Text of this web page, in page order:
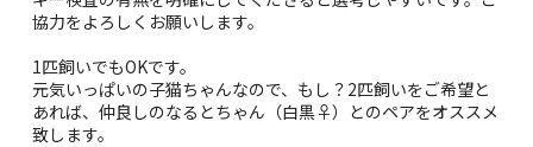
協力をよろしくお願いします。
1匹飼いでもOKです。
元気いっぱいの子猫ちゃんなので、もし？2匹飼いをご希望と
あれば、仲良しのなるとちゃん（白黒♀）とのペアをオススメ
致します。